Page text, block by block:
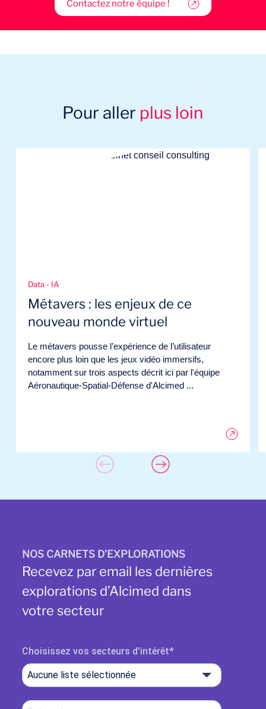
Contactez notre équipe !
Pour aller plus loin
Data - IA
Métavers : les enjeux de ce
nouveau monde virtuel
Le métavers pousse l’expérience de l’utilisateur
encore plus loin que les jeux vidéo immersifs,
notamment sur trois aspects décrit ici par l'équipe
Aéronautique-Spatial-Défense d'Alcimed ...
NOS CARNETS D’EXPLORATIONS
Recevez par email les dernières
explorations d’Alcimed dans
votre secteur
Choisissez vos secteurs d'intérêt
Aucune liste sélectionnée